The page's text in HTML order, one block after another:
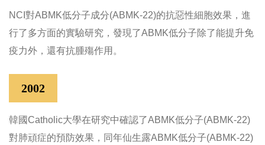
NCI對ABMK低分子成分(ABMK-22)的抗惡性細胞效果，進
行了多方面的實驗研究，發現了ABMK低分子除了能提升免
疫力外，還有抗腫殤作用。
2002
韓國Catholic大學在研究中確認了ABMK低分子(ABMK-22)
對肺頑症的預防效果，同年仙生露ABMK低分子(ABMK-22)